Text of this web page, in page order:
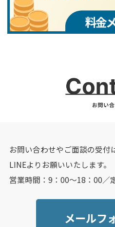
料金
お問い合わせやご面談の受付
LINEよりお願いいたします。
営業時間：9：00～18：00／
メールフ